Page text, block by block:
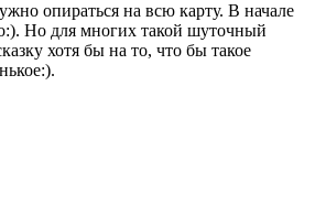
опираться на всю карту. В начале
Но для многих такой шуточный
хотя бы на то, что бы такое